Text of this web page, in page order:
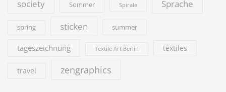
society Sommer Spirale Sprache
spring sticken summer
tageszeichnung Textile Art Berlin textiles
travel zengraphics